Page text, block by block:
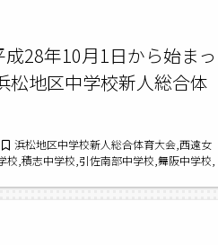
28年10月1日から始まっ
松地区中学校新人総合体
浜松地区中学校新人総合体育大会,西遠女
,積志中学校,引佐南部中学校,舞阪中学校,